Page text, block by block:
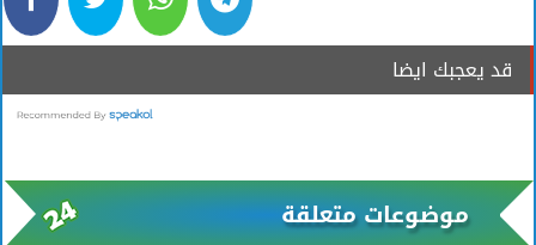
قد يعجبك ايضا
موضوعات متعلقة